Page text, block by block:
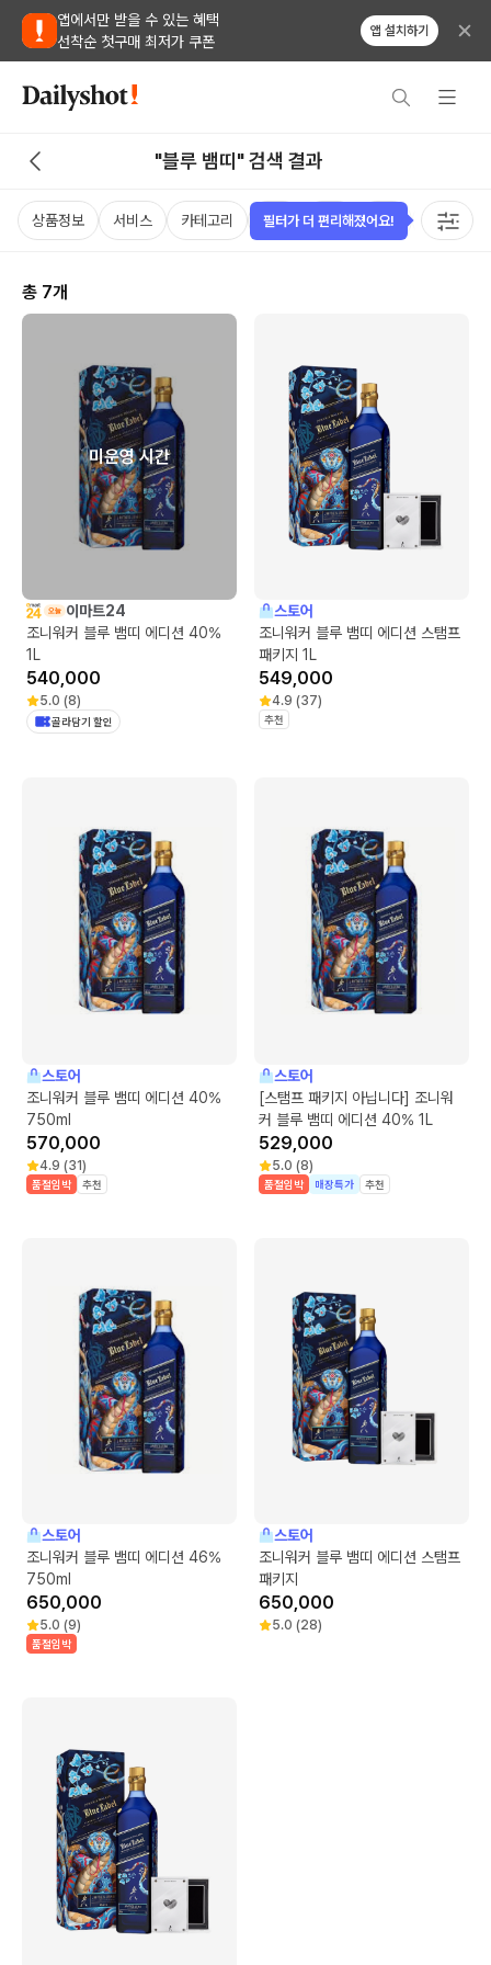
앱에서만 받을 수 있는 혜택
선착순 첫구매 최저가 쿠폰
앱 설치하기
"블루 뱀띠" 검색 결과
상품정보 서비스 카테고리 가격 국가 용량 태그
총 7개
미운영 시간
이마트24
조니워커 블루 뱀띠 에디션 40%
1L
540,000
5.0 (8)
골라담기 할인
스토어
조니워커 블루 뱀띠 에디션 스탬프
패키지 1L
549,000
4.9 (37)
추천
스토어
조니워커 블루 뱀띠 에디션 40%
750ml
570,000
4.9 (31)
품절임박 추천
스토어
[스탬프 패키지 아닙니다] 조니워
커 블루 뱀띠 에디션 40% 1L
529,000
5.0 (8)
품절임박 매장특가 추천
스토어
조니워커 블루 뱀띠 에디션 46%
750ml
650,000
5.0 (9)
품절임박
스토어
조니워커 블루 뱀띠 에디션 스탬프
패키지
650,000
5.0 (28)
필터가 더 편리해졌어요!